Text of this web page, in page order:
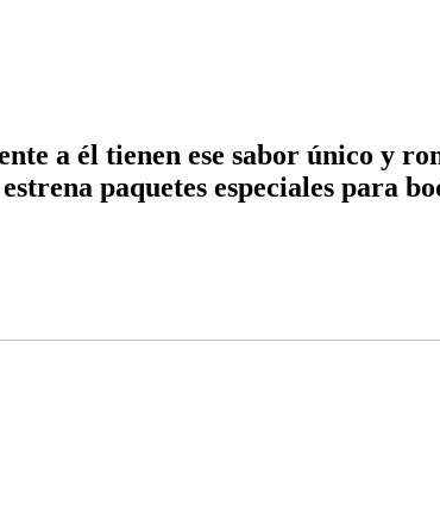
a él tienen ese sabor único y
paquetes especiales para